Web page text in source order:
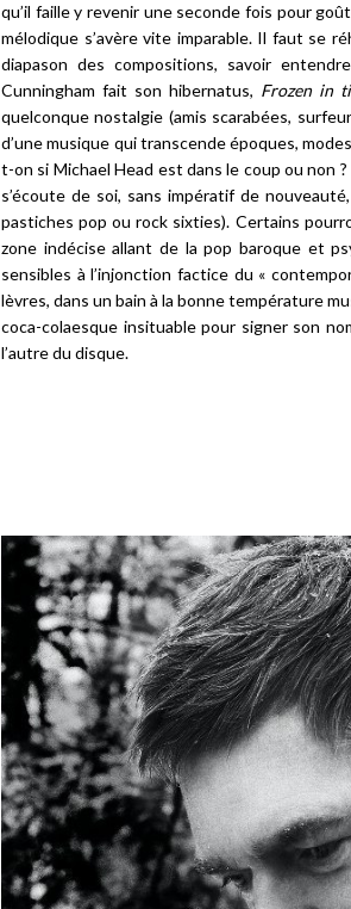
qu’il faille y revenir une seconde fois pour
mélodique s’avère vite imparable. Il faut se
diapason des compositions, savoir
Cunningham fait son hibernatus, Frozen in
quelconque nostalgie (amis scarabées,
d’une musique qui transcende époques,
t-on si Michael Head est dans le coup ou non
s’écoute de soi, sans impératif de
pastiches pop ou rock sixties). Certains
zone indécise allant de la pop baroque et
sensibles à l’injonction factice du «
lèvres, dans un bain à la bonne température
coca-colaesque insituable pour signer son
l’autre du disque.